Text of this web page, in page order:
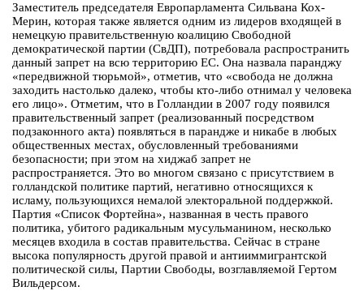
Заместитель председателя Европарламента Сильвана Кох-
Мерин, которая также является одним из лидеров входящей в
немецкую правительственную коалицию Свободной
демократической партии (СвДП), потребовала распространить
данный запрет на всю территорию ЕС. Она назвала паранджу
«передвижной тюрьмой», отметив, что «свобода не должна
заходить настолько далеко, чтобы кто-либо отнимал у человека
его лицо». Отметим, что в Голландии в 2007 году появился
правительственный запрет (реализованный посредством
подзаконного акта) появляться в парандже и никабе в любых
общественных местах, обусловленный требованиями
безопасности; при этом на хиджаб запрет не
распространяется. Это во многом связано с присутствием в
голландской политике партий, негативно относящихся к
исламу, пользующихся немалой электоральной поддержкой.
Партия «Список Фортейна», названная в честь правого
политика, убитого радикальным мусульманином, несколько
месяцев входила в состав правительства. Сейчас в стране
высока популярность другой правой и антииммигрантской
политической силы, Партии Свободы, возглавляемой Гертом
Вильдерсом.